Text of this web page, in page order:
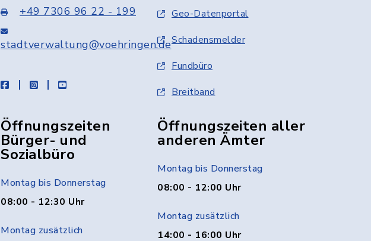
+49 7306 96 22 - 199
stadtverwaltung@voehringen.de
facebookinstagramyoutube
Geo-Datenportal
Schadensmelder
Fundbüro
Breitband
Öffnungszeiten
Bürger- und
Sozialbüro
Montag bis Donnerstag
08:00 - 12:30 Uhr
Montag zusätzlich
Öffnungszeiten aller
anderen Ämter
Montag bis Donnerstag
08:00 - 12:00 Uhr
Montag zusätzlich
14:00 - 16:00 Uhr